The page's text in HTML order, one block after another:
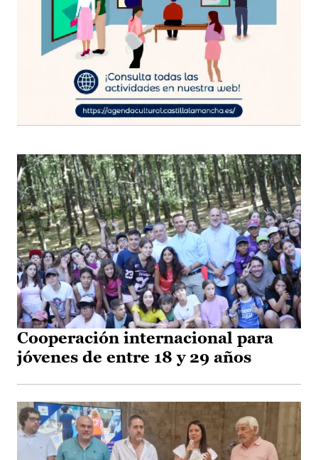
Cooperación internacional para
jóvenes de entre 18 y 29 años